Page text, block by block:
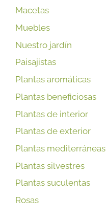
Macetas
Muebles
Nuestro jardín
Paisajistas
Plantas aromáticas
Plantas beneficiosas
Plantas de interior
Plantas de exterior
Plantas mediterráneas
Plantas silvestres
Plantas suculentas
Rosas